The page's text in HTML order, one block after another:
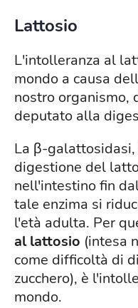
Lattosio
L'intolleranza al
mondo a causa
nostro organismo,
deputato alla
La β-
digestione del
nell'intestino fin
tale enzima si
l'età adulta. Per
al lattosio (intesa
come difficoltà di
zucchero), è
mondo.